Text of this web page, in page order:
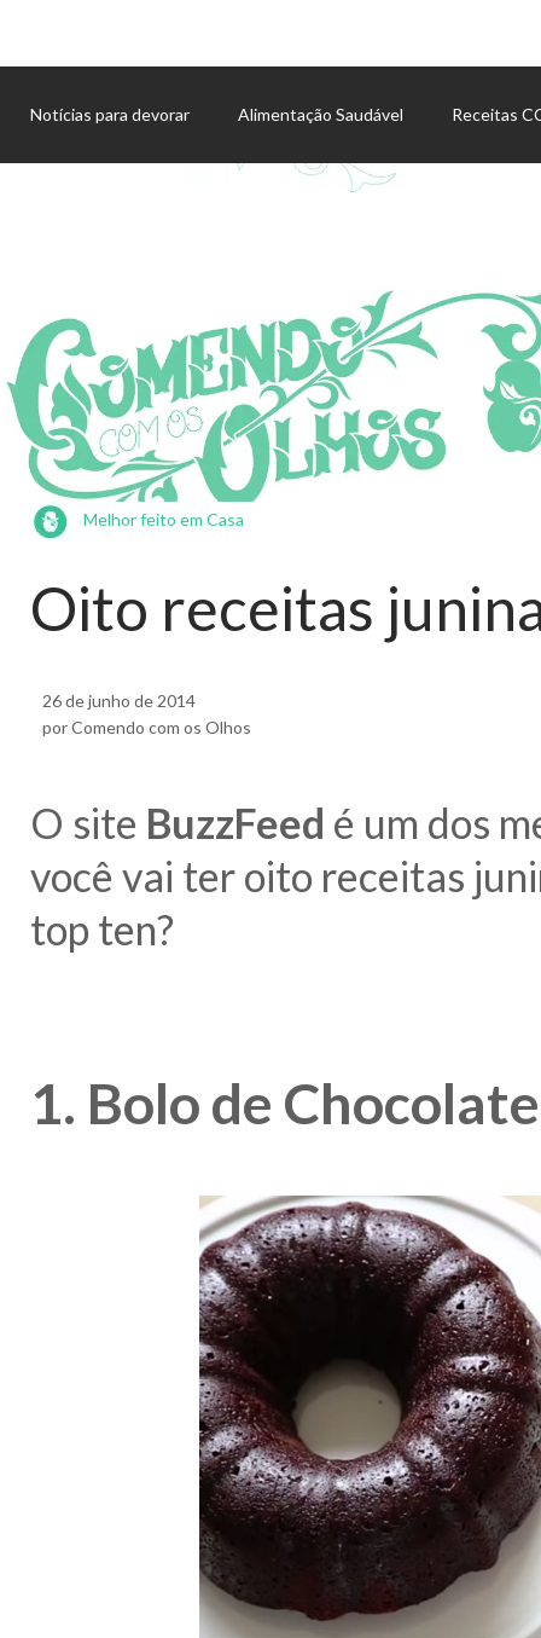
Notícias para devorar Alimentação Saudável Receitas
Melhor feito em Casa
Oito receitas
26 de junho de 2014
por Comendo com os Olhos
O site BuzzFeed é um dos
você vai ter oito receitas
top ten?
1. Bolo de